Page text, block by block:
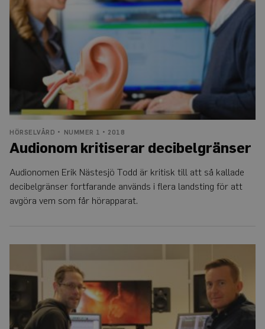
HÖRSELVÅRD NUMMER 1 • 2018
Audionom kritiserar decibelgränser
Audionomen Erik Nästesjö Todd är kritisk till att så kallade
decibelgränser fortfarande används i flera landsting för att
avgöra vem som får hörapparat.
Så
med
ljudet
att komma
ihåg
preferenserna
för
besökarens
cookie. Det är
cookiebanner
fungerar
Namn
/Domän
Utgång Beskrivning
_ga
Google
LLC
1 år 1
Detta cookie-namn är
tilldela ett
genererat nummer
klientidentifierare.
i varje sidförfrågan på
webbplats och
att beräkna besökar-,
session- och
för
Google
Privacy Policy